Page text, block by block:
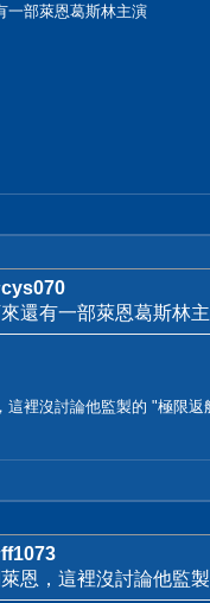
一部萊恩葛斯林主演
cys070
還有一部萊恩葛斯林
這裡沒討論他監製的 "極限
ff1073
恩，這裡沒討論他監